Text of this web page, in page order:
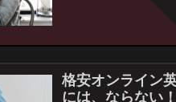
格安オンライン
には、ならない